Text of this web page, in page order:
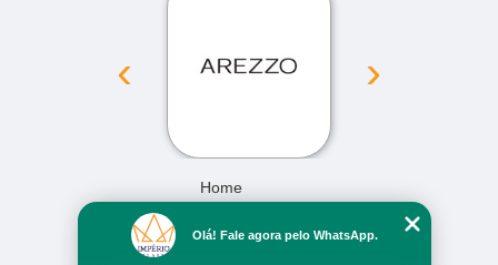
‹ ›
Home
Missão
Olá! Fale agora pelo WhatsApp.